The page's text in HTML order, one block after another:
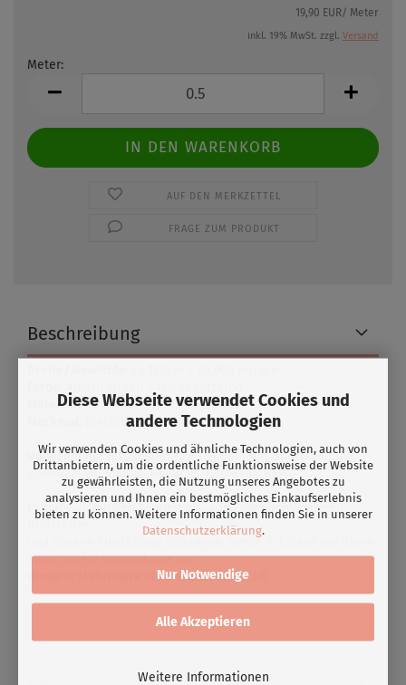
Diese Webseite verwendet Cookies und
andere Technologien
Wir verwenden Cookies und ähnliche Technologien, auch von
Drittanbietern, um die ordentliche Funktionsweise der Website
zu gewährleisten, die Nutzung unseres Angebotes zu
analysieren und Ihnen ein bestmögliches Einkaufserlebnis
bieten zu können. Weitere Informationen finden Sie in unserer
Datenschutzerklärung.
Alle Akzeptieren
Nur Notwendige
Weitere Informationen
19,90 EUR/ Meter
inkl. 19% MwSt. zzgl. Versand
Meter:
AUF DEN MERKZETTEL
FRAGE ZUM PRODUKT
Beschreibung
Material:75% Polyamid/25% Elasthan
: bielastisch
Verwendung:Tanzkostüme, Badekleidung, Sportkleidung,
Badeanzüge, Bikinis, Leggings, Karneval, Tops
Farbabweichungen können u.a. auch vom verwendeten
und dessen Einstellung abhängen. Gerne schicken wir Ihnen
auch unsere Musterkarte zu.
Hinweis: Meterware ohne Widerrufsrecht!